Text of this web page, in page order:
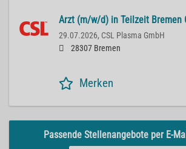
Arzt (m/w/d) in Teilzeit Bremen
29.07.2026, CSL Plasma GmbH
28307 Bremen
Merken
Passende Stellenangebote per E-